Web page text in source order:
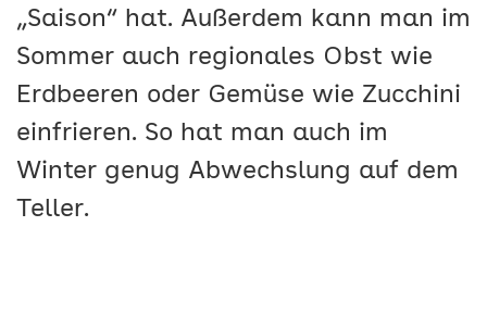
„Saison“ hat. Außerdem kann man im
Sommer auch regionales Obst wie
Erdbeeren oder Gemüse wie Zucchini
einfrieren. So hat man auch im
Winter genug Abwechslung auf dem
Teller.